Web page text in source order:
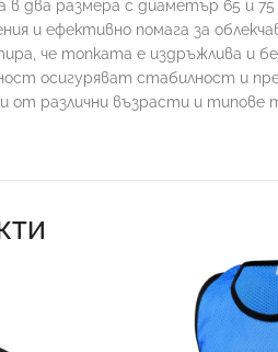
два размера с диаметър 65 и
и ефективно помага за
че топката е издръжлива и
осигуряват стабилност и
различни възрасти и типове